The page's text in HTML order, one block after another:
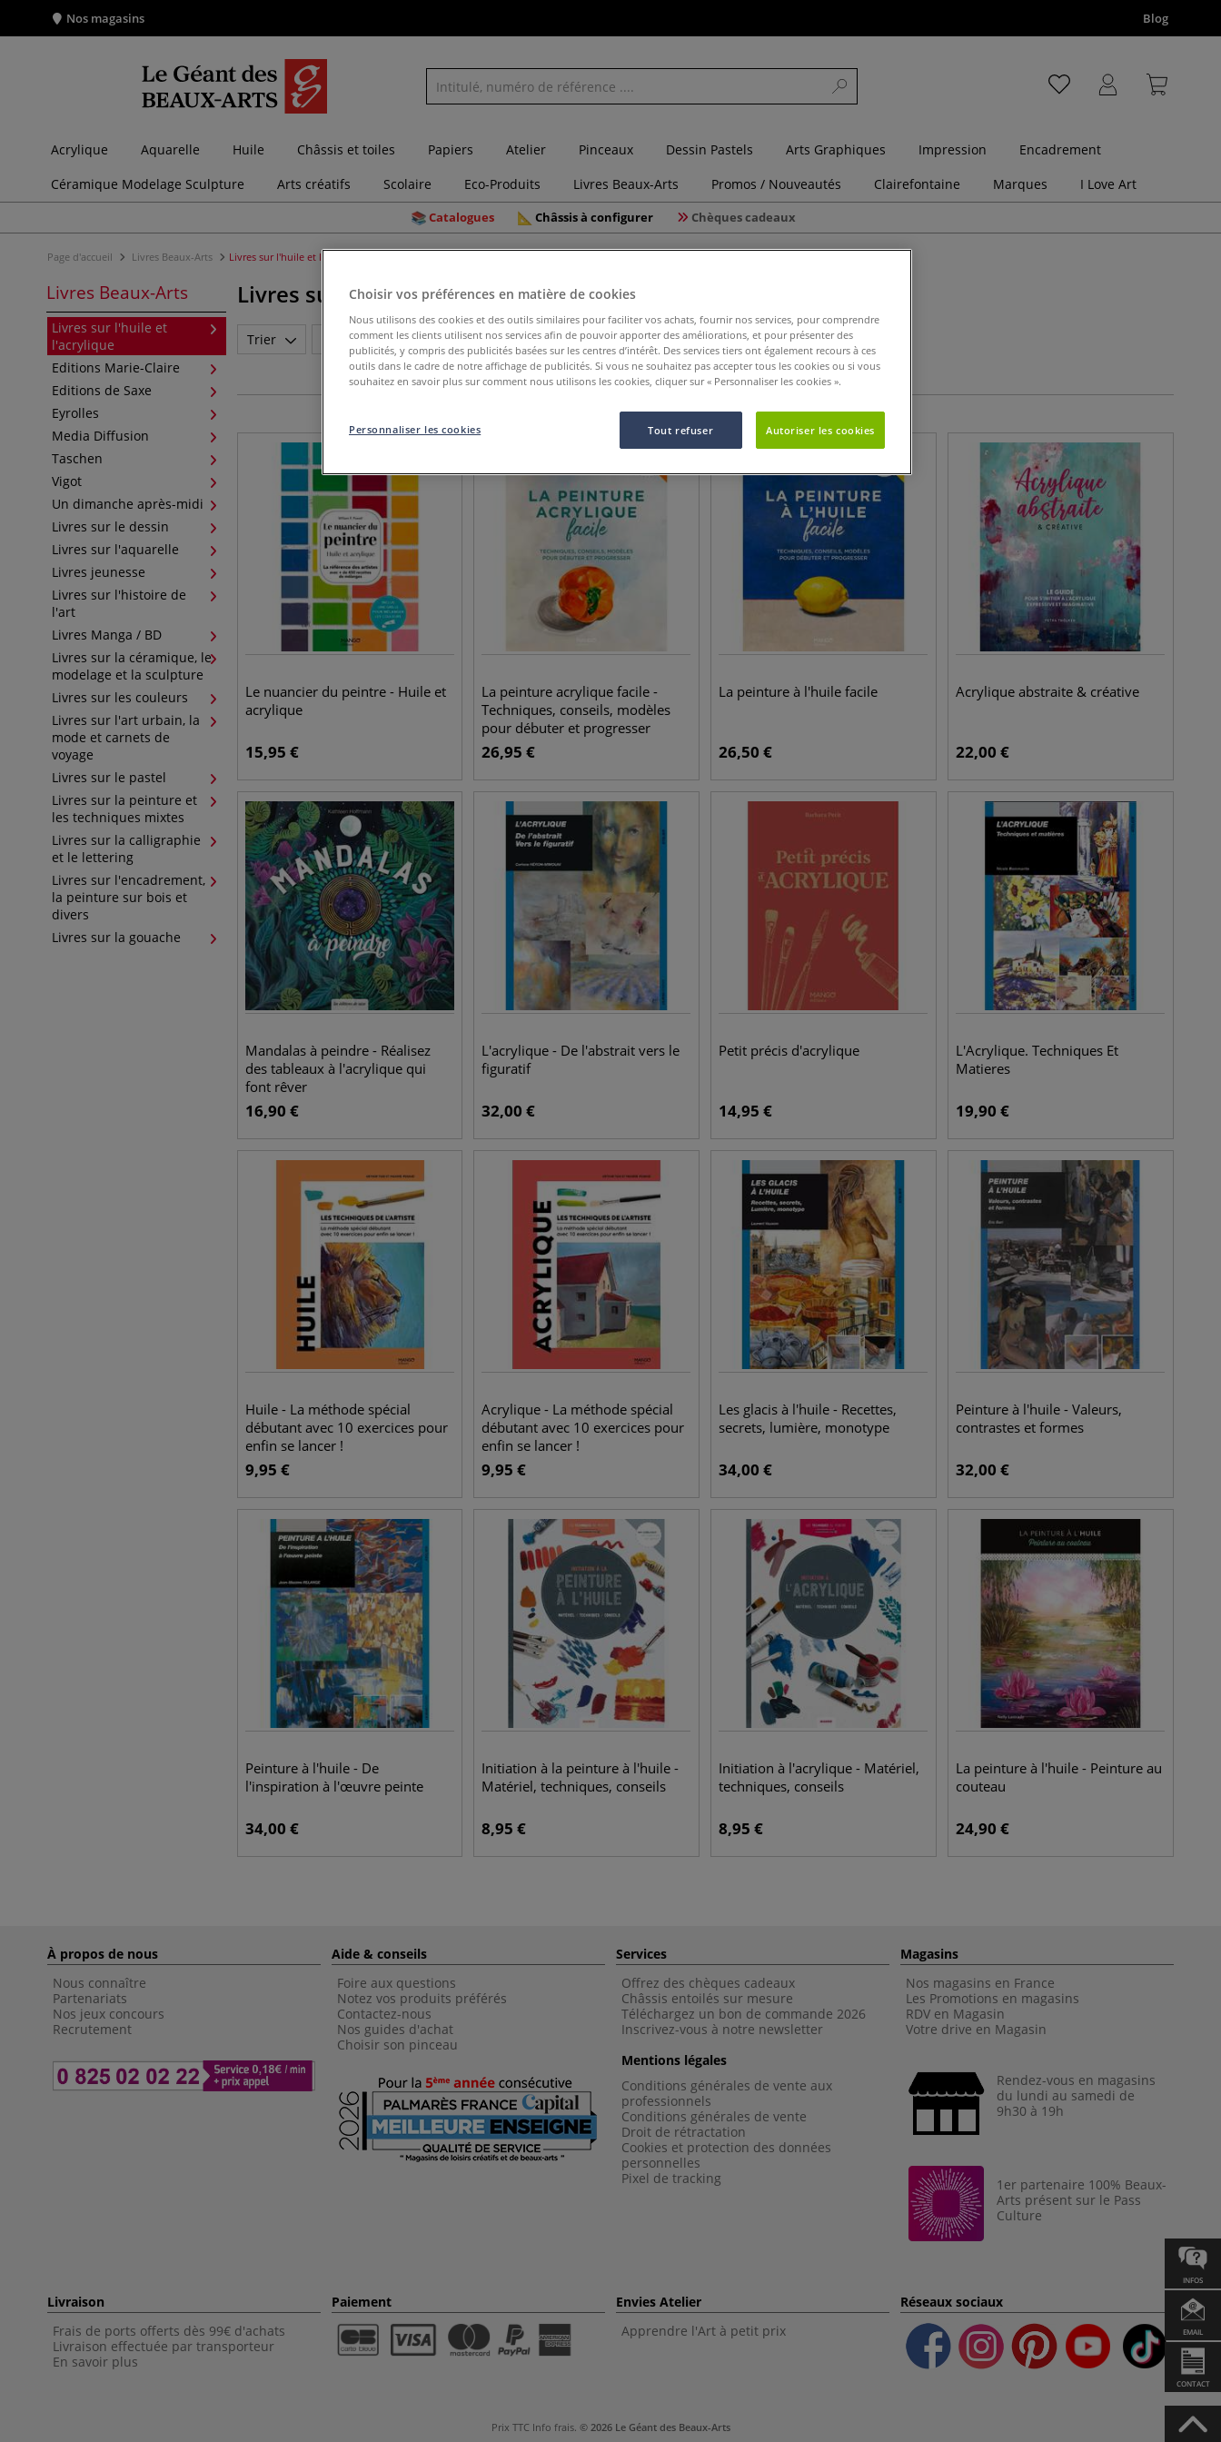
INFOS
EMAIL
CONTACT
Nos magasins Blog
Acrylique Aquarelle Huile Châssis et toiles Papiers Atelier Pinceaux Dessin Pastels Arts Graphiques Impression
Encadrement
Céramique Modelage Sculpture
Arts créatifs Scolaire Eco-Produits Livres Beaux-Arts Promos / Nouveautés Clairefontaine Marques I Love Art
Catalogues Châssis à configurer Chèques cadeaux
Page d'accueil Livres Beaux-Arts Livres sur l'huile et l'acrylique
Livres Beaux-Arts
Livres sur l'huile et
l'acrylique
Editions Marie-Claire
Editions de Saxe
Eyrolles
Media Diffusion
Taschen
Vigot
Un dimanche après-midi
Livres sur le dessin
Livres sur l'aquarelle
Livres jeunesse
Livres sur l'histoire de
l'art
Livres Manga / BD
Livres sur la céramique, le
modelage et la sculpture
Livres sur les couleurs
Livres sur l'art urbain, la
mode et carnets de
voyage
Livres sur le pastel
Livres sur la peinture et
les techniques mixtes
Livres sur la calligraphie
et le lettering
Livres sur l'encadrement,
la peinture sur bois et
divers
Livres sur la gouache
Livres sur l'huile et l'acrylique
Trier Marque Catégorie de produit
Le nuancier du peintre - Huile et
acrylique
15,95 €
La peinture acrylique facile -
Techniques, conseils, modèles
pour débuter et progresser
26,95 €
La peinture à l'huile facile
26,50 €
Acrylique abstraite & créative
22,00 €
Mandalas à peindre - Réalisez
des tableaux à l'acrylique qui
font rêver
16,90 €
L'acrylique - De l'abstrait vers le
figuratif
32,00 €
Petit précis d'acrylique
14,95 €
L'Acrylique. Techniques Et
Matieres
19,90 €
Huile - La méthode spécial
débutant avec 10 exercices pour
enfin se lancer !
9,95 €
Acrylique - La méthode spécial
débutant avec 10 exercices pour
enfin se lancer !
9,95 €
Les glacis à l'huile - Recettes,
secrets, lumière, monotype
34,00 €
Peinture à l'huile - Valeurs,
contrastes et formes
32,00 €
Peinture à l'huile - De
l'inspiration à l'œuvre peinte
34,00 €
Initiation à la peinture à l'huile -
Matériel, techniques, conseils
8,95 €
Initiation à l'acrylique - Matériel,
techniques, conseils
8,95 €
La peinture à l'huile - Peinture au
couteau
24,90 €
À propos de nous
Nous connaître
Partenariats
Nos jeux concours
Recrutement
Aide & conseils
Foire aux questions
Notez vos produits préférés
Contactez-nous
Nos guides d'achat
Choisir son pinceau
Services
Offrez des chèques cadeaux
Châssis entoilés sur mesure
Téléchargez un bon de commande 2026
Inscrivez-vous à notre newsletter
Mentions légales
Conditions générales de vente aux
professionnels
Conditions générales de vente
Droit de rétractation
Cookies et protection des données
personnelles
Pixel de tracking
Magasins
Nos magasins en France
Les Promotions en magasins
RDV en Magasin
Votre drive en Magasin
Rendez-vous en magasins
du lundi au samedi de
9h30 à 19h
1er partenaire 100% Beaux-
Arts présent sur le Pass
Culture
Livraison
Frais de ports offerts dès 99€ d'achats
Livraison effectuée par transporteur
En savoir plus
Paiement
Envies Atelier
Apprendre l'Art à petit prix
Réseaux sociaux
Prix TTC Info frais. © 2026 Le Géant des Beaux-Arts
Choisir vos préférences en matière de cookies
Nous utilisons des cookies et des outils similaires pour faciliter vos achats, fournir nos services, pour comprendre
comment les clients utilisent nos services afin de pouvoir apporter des améliorations, et pour présenter des
publicités, y compris des publicités basées sur les centres d’intérêt. Des services tiers ont également recours à ces
outils dans le cadre de notre affichage de publicités. Si vous ne souhaitez pas accepter tous les cookies ou si vous
souhaitez en savoir plus sur comment nous utilisons les cookies, cliquer sur « Personnaliser les cookies ».
Tout refuser Autoriser les cookies
Personnaliser les cookies